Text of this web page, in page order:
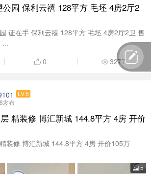
证在手 保利云禧 128平方 毛坯 4房2厅2卫 售
...
0 3277
LV.6
发布
平方 4房 开价
装修 博汇新城 144.8平方 4房 开价105万
5